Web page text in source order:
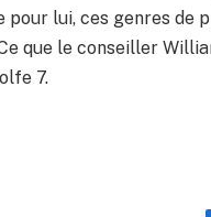
pour lui, ces genres de
que le conseiller
7.